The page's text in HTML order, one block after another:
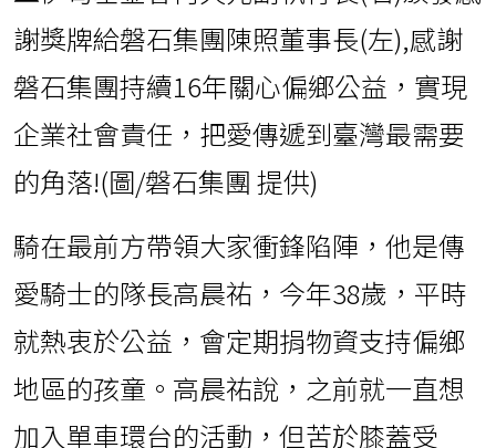
謝獎牌給磐石集團陳照董事長(左),感謝
磐石集團持續16年關心偏鄉公益，實現
企業社會責任，把愛傳遞到臺灣最需要
的角落!(圖/磐石集團 提供)
騎在最前方帶領大家衝鋒陷陣，他是傳
愛騎士的隊長高晨祐，今年38歲，平時
就熱衷於公益，會定期捐物資支持偏鄉
地區的孩童。高晨祐說，之前就一直想
加入單車環台的活動，但苦於膝蓋受